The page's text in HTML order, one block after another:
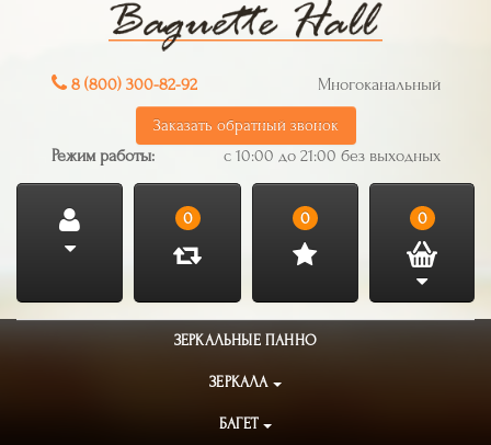
8 (800) 300-82-92 Многоканальный
Заказать обратный звонок
Режим работы: с 10:00 до 21:00 без выходных
0 0 0
ЗЕРКАЛЬНЫЕ ПАННО
ЗЕРКАЛА
БАГЕТ